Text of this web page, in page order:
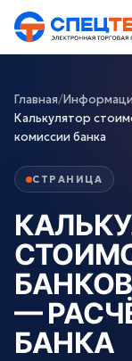
Главная/
Калькулятор
комиссии банка
СТРАНИЦА
—
БАНКА